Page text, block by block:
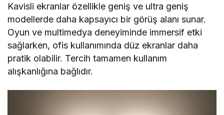
Kavisli ekranlar özellikle geniş ve ultra geniş
modellerde daha kapsayıcı bir görüş alanı sunar.
Oyun ve multimedya deneyiminde immersif etki
sağlarken, ofis kullanımında düz ekranlar daha
pratik olabilir. Tercih tamamen kullanım
alışkanlığına bağlıdır.